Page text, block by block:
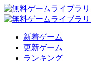
新着ゲーム
更新ゲーム
ランキング